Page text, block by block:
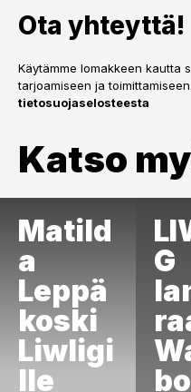
Ota yhteyttä!
Käytämme lomakkeen kautta
tarjoamiseen ja
tietosuojaselosteesta
Katso
Matild
a
Leppä
koski
Liwligi
lle
G